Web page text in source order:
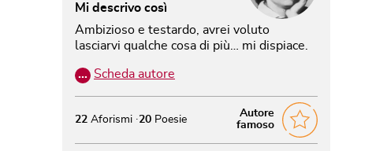
Mi descrivo così
Ambizioso e testardo, avrei voluto
lasciarvi qualche cosa di più… mi dispiace.
… Scheda autore
Autore
famoso
22 Aforismi 20 Poesie